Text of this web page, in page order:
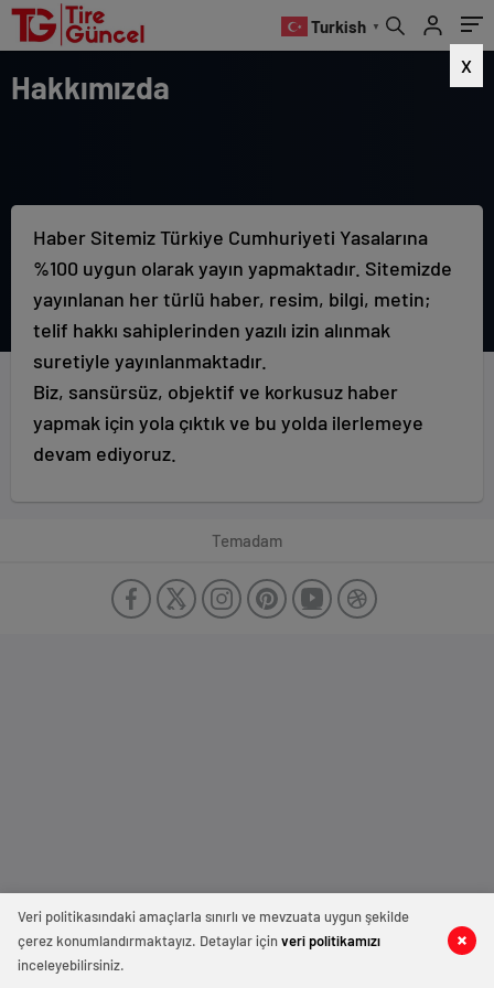
Turkish ▼
X
Hakkımızda
Haber Sitemiz Türkiye Cumhuriyeti Yasalarına
%100 uygun olarak yayın yapmaktadır. Sitemizde
yayınlanan her türlü haber, resim, bilgi, metin;
telif hakkı sahiplerinden yazılı izin alınmak
suretiyle yayınlanmaktadır.
Biz, sansürsüz, objektif ve korkusuz haber
yapmak için yola çıktık ve bu yolda ilerlemeye
devam ediyoruz.
Temadam
Veri politikasındaki amaçlarla sınırlı ve mevzuata uygun şekilde
çerez konumlandırmaktayız. Detaylar içinveri politikamızı
inceleyebilirsiniz.